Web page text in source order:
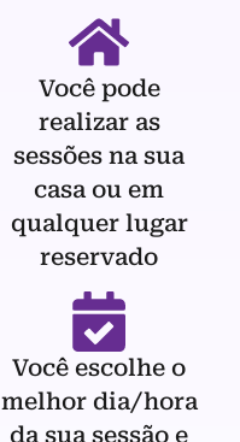
Você pode
realizar as
sessões na sua
casa ou em
qualquer lugar
reservado
Você escolhe o
melhor dia/hora
da sua sessão e